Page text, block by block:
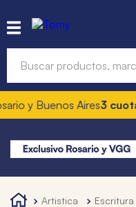
y Buenos Aires3 cuotas
artistica escritura
Términos más
1.
hot wheels
3